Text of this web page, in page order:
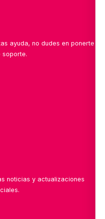
ayuda, no dudes en ponerte
soporte.
noticias y actualizaciones